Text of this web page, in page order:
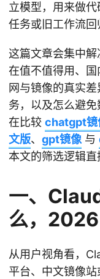
立模型，用来做
任务或旧工作流回
这篇文章会集中
在值不值得用、
网与镜像的真实
务，以及怎么避
在比较 chatgpt镜
文版、 gpt镜像与
本文的筛选逻辑直
一、
么，
从用户视角看，
平台、中文镜像